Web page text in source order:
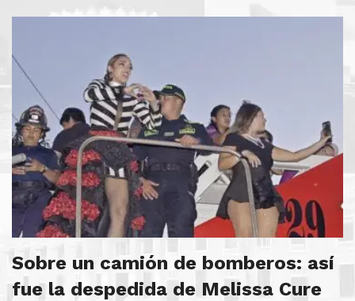
Sobre un camión de bomberos: así
fue la despedida de Melissa Cure